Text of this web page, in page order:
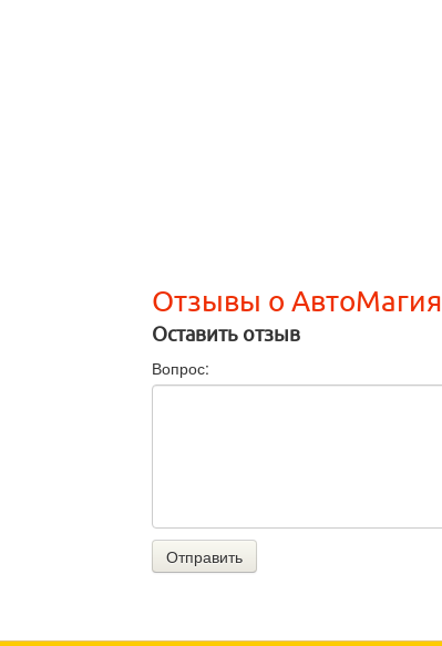
Отзывы о АвтоМагия
Оставить отзыв
Вопрос:
Отправить